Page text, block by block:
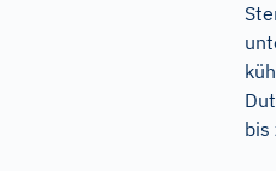
bis